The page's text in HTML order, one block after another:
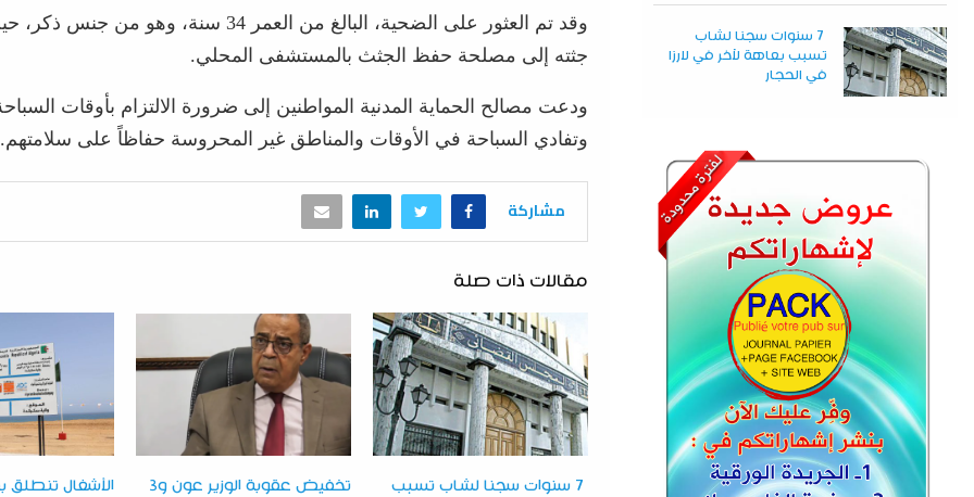
وقد تم العثور على الضحية، البالغ من العمر 34 سنة،
جثته إلى مصلحة حفظ الجثث بالمستشفى المحلي.
ودعت مصالح الحماية المدنية المواطنين إلى ضرورة الالتزام بأوقات
وتفادي السباحة في الأوقات والمناطق غير المحروسة حفاظاً على سلامتهم.
مشاركة
مقالات ذات صلة
7 سنوات سجنا لشاب تسبب
تخفيض عقوبة الوزير عون و3
الأشغال تنطلق
7 سنوات سجنا لشاب
تسبب بعاهة لآخر في لارزا
في الحجار